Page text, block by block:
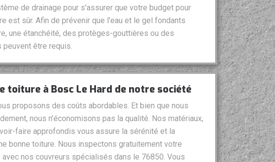
de drainage pour s'assurer que votre budget pour
est sûr. Afin de prévenir que l'eau et le gel fondants
une étanchéité, des protèges-gouttières ou des
être requis.
toiture à Bosc Le Hard de notre société
proposons des coûts abordables. Et bien que nous
nous n’économisons pas la qualité. Nos matériaux,
faire approfondis vous assure la sérénité et la
bonne toiture. Nous inspectons gratuitement votre
nos couvreurs spécialisés dans le 76850. Vous